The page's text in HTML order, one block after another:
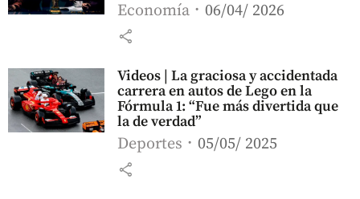
Economía 06/04/ 2026
share
Videos | La graciosa y accidentada
carrera en autos de Lego en la
Fórmula 1: “Fue más divertida que
la de verdad”
Deportes 05/05/ 2025
share